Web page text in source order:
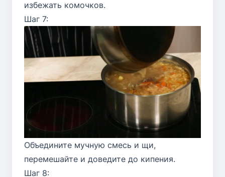
избежать комочков.
Шаг 7:
Объедините мучную смесь и щи,
перемешайте и доведите до кипения.
Шаг 8: